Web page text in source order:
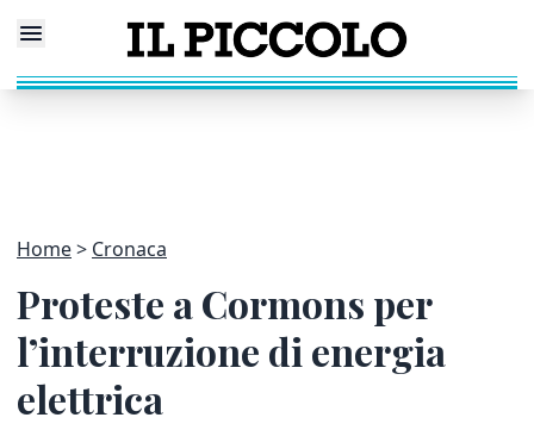
Home Cronaca
Proteste a Cormons per
l’interruzione di energia
elettrica